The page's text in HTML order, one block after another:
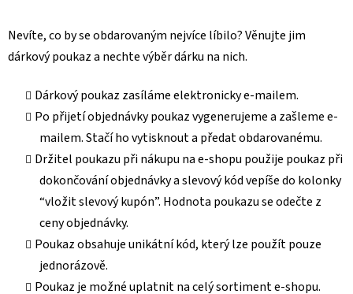
Nevíte, co by se obdarovaným nejvíce líbilo? Věnujte jim
dárkový poukaz a nechte výběr dárku na nich.
Dárkový poukaz zasíláme elektronicky e-mailem.
Po přijetí objednávky poukaz vygenerujeme a zašleme e-
mailem. Stačí ho vytisknout a předat obdarovanému.
Držitel poukazu při nákupu na e-shopu použije poukaz při
dokončování objednávky a slevový kód vepíše do kolonky
“vložit slevový kupón”. Hodnota poukazu se odečte z
ceny objednávky.
Poukaz obsahuje unikátní kód, který lze použít pouze
jednorázově.
Poukaz je možné uplatnit na celý sortiment e-shopu.